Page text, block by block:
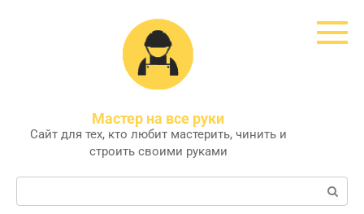
Мастер на все руки
Сайт для тех, кто любит мастерить, чинить и
строить своими руками
Поиск: